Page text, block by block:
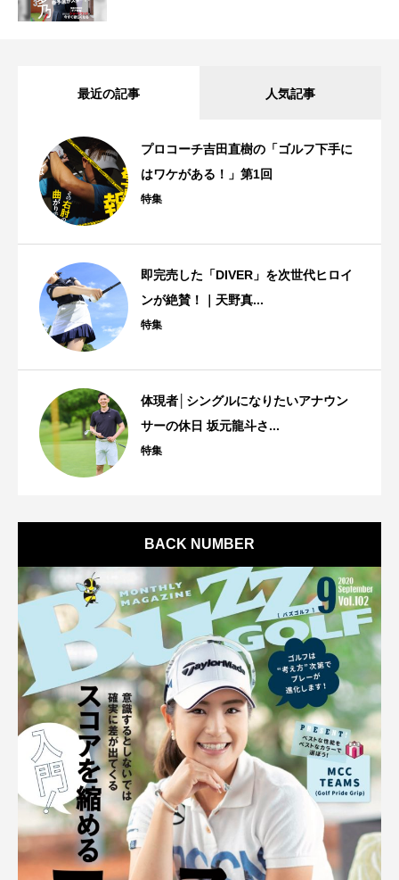
最近の記事 人気記事
プロコーチ吉田直樹の「ゴルフ下手に
はワケがある！」第1回
特集
即完売した「DIVER」を次世代ヒロイ
ンが絶賛！｜天野真...
特集
体現者│シングルになりたいアナウン
サーの休日 坂元龍斗さ...
特集
BACK NUMBER